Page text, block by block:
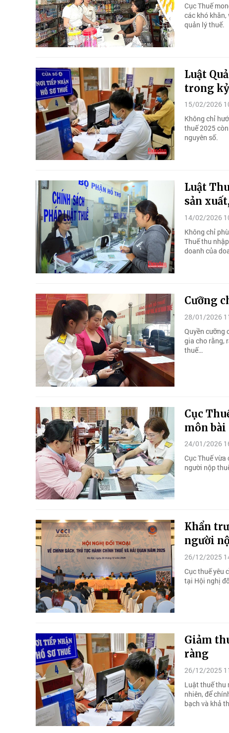
Cục Thuế
các khó
quản lý thuế.
Luật
trong
15/02/2026
Không chỉ
thuế 2025
nguyên số.
Luật
sản
14/02/2026
Không chỉ
Thuế thu
doanh của
Cưỡng
28/01/2026
Quyền cưỡng
gia cho rằng,
thuế…
Cục
môn bài
24/01/2026
Cục Thuế
người nộp
Khẩn
người
26/12/2025
Cục thuế yêu
tại Hội nghị
Giảm
ràng
26/12/2025
Luật thuế thu
nhiên, để
bạch và khả